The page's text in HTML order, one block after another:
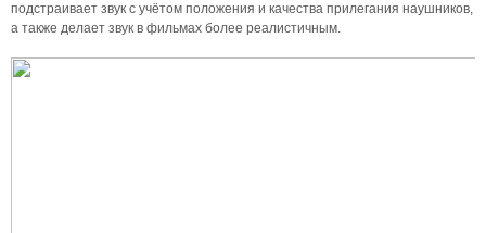
подстраивает звук с учётом положения и качества прилегания наушников,
а также делает звук в фильмах более реалистичным.